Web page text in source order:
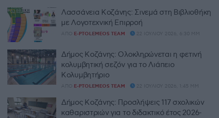
Λασσάνεια Κοζάνης: Σινεμά στη Βιβλιοθήκη
με Λογοτεχνική Επιρροή
ΑΠΌ E-PTOLEMEOS TEAM 22 ΙΟΥΛΊΟΥ 2026, 6:30 ΜΜ
Δήμος Κοζάνης: Ολοκληρώνεται η φετινή
κολυμβητική σεζόν για το Λιάπειο
Κολυμβητήριο
ΑΠΌ E-PTOLEMEOS TEAM 22 ΙΟΥΛΊΟΥ 2026, 1:45 ΜΜ
Δήμος Κοζάνης: Προσλήψεις 117 σχολικών
καθαριστριών για το διδακτικό έτος 2026-